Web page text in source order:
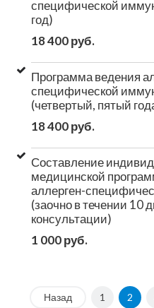
специфической
год)
18 400 руб.
Программа ведения
специфической
(четвертый, пятый
18 400 руб.
Составление
медицинской
аллерген-
(заочно в течении 10
консультации)
1 000 руб.
Назад 1 2